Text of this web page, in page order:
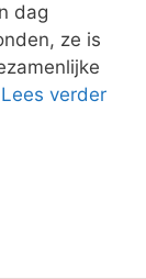
dag
ze is
Lees verder